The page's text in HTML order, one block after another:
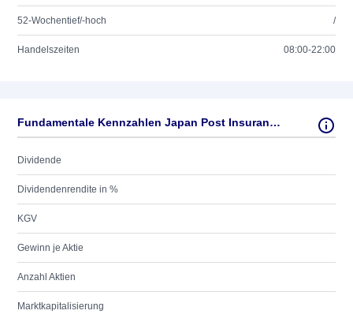
52-Wochentief/-hoch /
Handelszeiten 08:00-22:00
Fundamentale Kennzahlen Japan Post Insurance Co.Ltd
Dividende
Dividendenrendite in %
KGV
Gewinn je Aktie
Anzahl Aktien
Marktkapitalisierung